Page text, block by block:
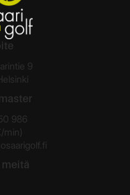
9
986
min)
meitä